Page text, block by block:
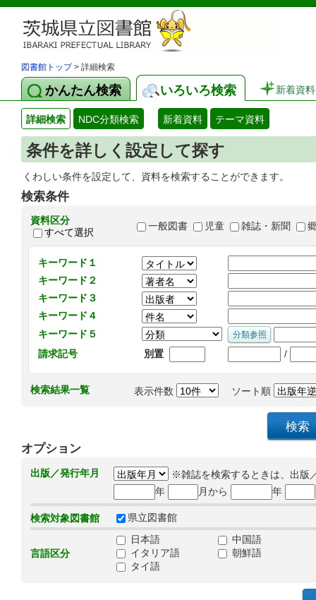
図書館トップ> 詳細検索
かんたん検索 いろいろ検索 新着資料
詳細検索 NDC分類検索 新着資料 テーマ資料
条件を詳しく設定して探す
くわしい条件を設定して、資料を検索することができます。
検索条件
資料区分
すべて選択
一般図書 児童 雑誌・新聞
キーワード１
キーワード２
キーワード３
キーワード４
キーワード５
請求記号
別置 /
検索結果一覧 表示件数 ソート順
オプション
出版／発行年月
※雑誌を検索するときは、出版
年
月から 年
検索対象図書館 県立図書館
言語区分
日本語
中国語
イタリア語
朝鮮語
タイ語